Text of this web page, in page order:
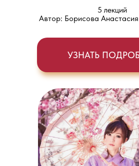
5 лекций
Автор: Борисова
УЗНАТЬ